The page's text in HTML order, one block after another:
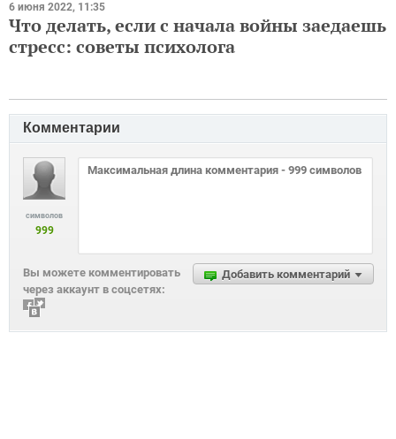
6 июня 2022, 11:35
Что делать, если с начала войны заедаешь
стресс: советы психолога
Комментарии
символов
999
Добавить комментарий
Вы можете комментировать
через аккаунт в соцсетях: